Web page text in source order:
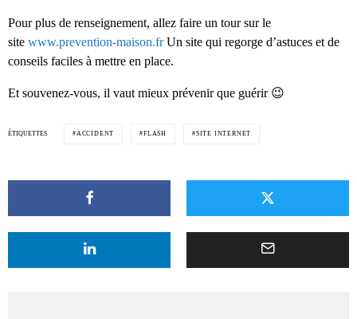
Pour plus de renseignement, allez faire un tour sur le
site www.prevention-maison.frUn site qui regorge d’astuces et de
conseils faciles à mettre en place.
Et souvenez-vous, il vaut mieux prévenir que guérir 😉
ÉTIQUETTES ACCIDENT FLASH SITE INTERNET